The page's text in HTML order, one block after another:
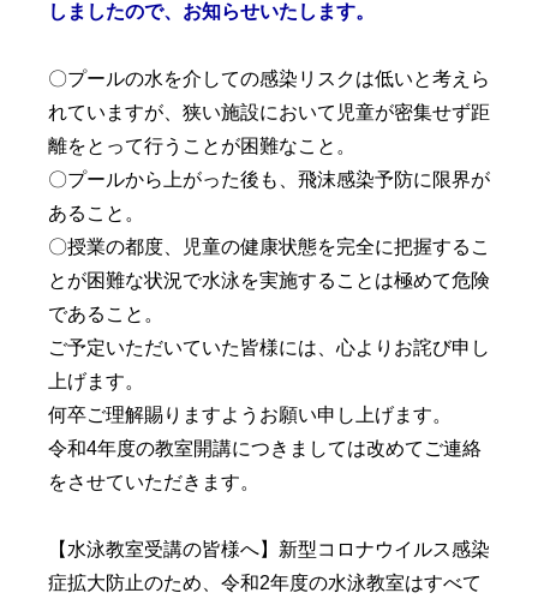
しましたので、お知らせいたします。
〇プールの水を介しての感染リスクは低いと考えら
れていますが、狭い施設において児童が密集せず距
離をとって行うことが困難なこと。
〇プールから上がった後も、飛沫感染予防に限界が
あること。
〇授業の都度、児童の健康状態を完全に把握するこ
とが困難な状況で水泳を実施することは極めて危険
であること。
ご予定いただいていた皆様には、心よりお詫び申し
上げます。
何卒ご理解賜りますようお願い申し上げます。
令和4年度の教室開講につきましては改めてご連絡
をさせていただきます。
【水泳教室受講の皆様へ】新型コロナウイルス感染
症拡大防止のため、令和2年度の水泳教室はすべて